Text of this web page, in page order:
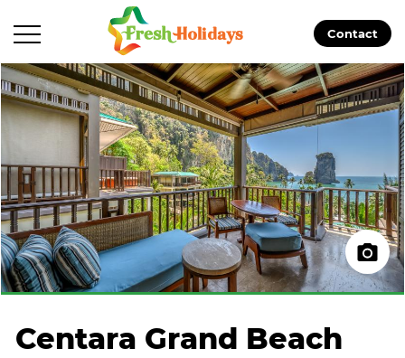
Contact
Centara Grand Beach